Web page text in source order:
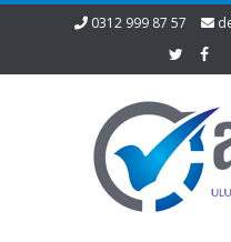
0312 999 87 57